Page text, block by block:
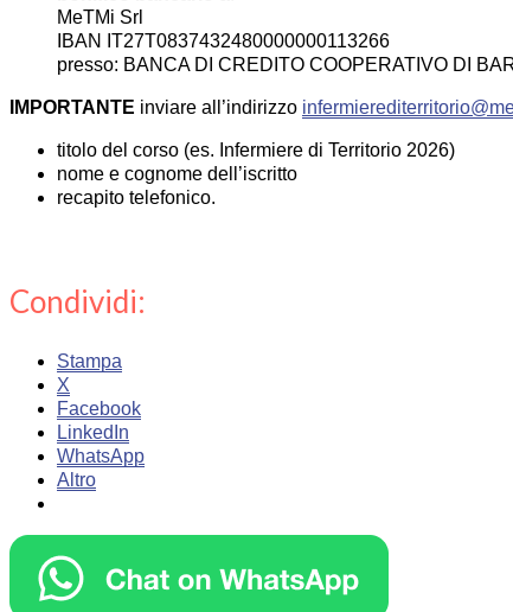
MeTMi Srl
IBAN IT27T0837432480000000113266
presso: BANCA DI CREDITO COOPERATIVO DI
IMPORTANTE inviare all’indirizzo
titolo del corso (es. Infermiere di Territorio 2026)
nome e cognome dell’iscritto
recapito telefonico.
Condividi:
Stampa
X
Facebook
LinkedIn
WhatsApp
Altro